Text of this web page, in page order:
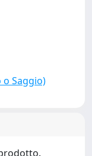
Saggio)